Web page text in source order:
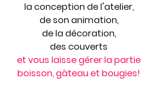
la conception de l'atelier,
de son animation,
de la décoration,
des couverts
et vous laisse gérer la partie
boisson, gâteau et bougies!